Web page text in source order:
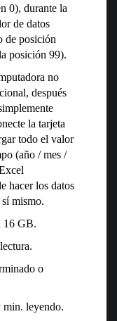
0), durante la
de datos
de posición
posición 99).
no
después
la tarjeta
todo el valor
(año / mes /
hacer los datos
mismo.
16 GB.
o
min. leyendo.